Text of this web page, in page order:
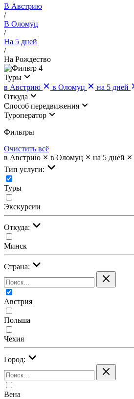
В Австрию
/
В Оломуц
/
На 5 дней
/
На Рождество
4
Туры
в Австрию
в Оломуц на 5 дней
Откуда
Cпособ передвижения
Туроператор
Фильтры
Очистить всё
в Австрию
в Оломуц на 5 дней
Тип услуги:
Туры
Экскурсии
Откуда:
Минск
Страна:
Австрия
Польша
Чехия
Город:
Вена